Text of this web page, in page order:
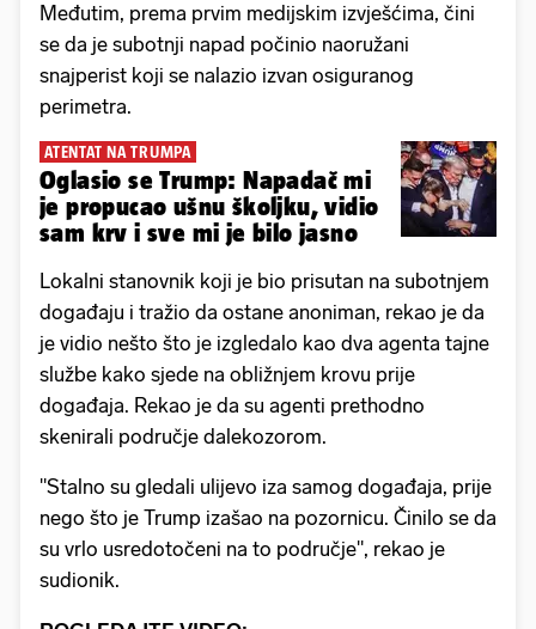
Međutim, prema prvim medijskim izvješćima, čini
se da je subotnji napad počinio naoružani
snajperist koji se nalazio izvan osiguranog
perimetra.
ATENTAT NA TRUMPA
Oglasio se Trump: Napadač mi
je propucao ušnu školjku, vidio
sam krv i sve mi je bilo jasno
Lokalni stanovnik koji je bio prisutan na subotnjem
događaju i tražio da ostane anoniman, rekao je da
je vidio nešto što je izgledalo kao dva agenta tajne
službe kako sjede na obližnjem krovu prije
događaja. Rekao je da su agenti prethodno
skenirali područje dalekozorom.
"Stalno su gledali ulijevo iza samog događaja, prije
nego što je Trump izašao na pozornicu. Činilo se da
su vrlo usredotočeni na to područje", rekao je
sudionik.